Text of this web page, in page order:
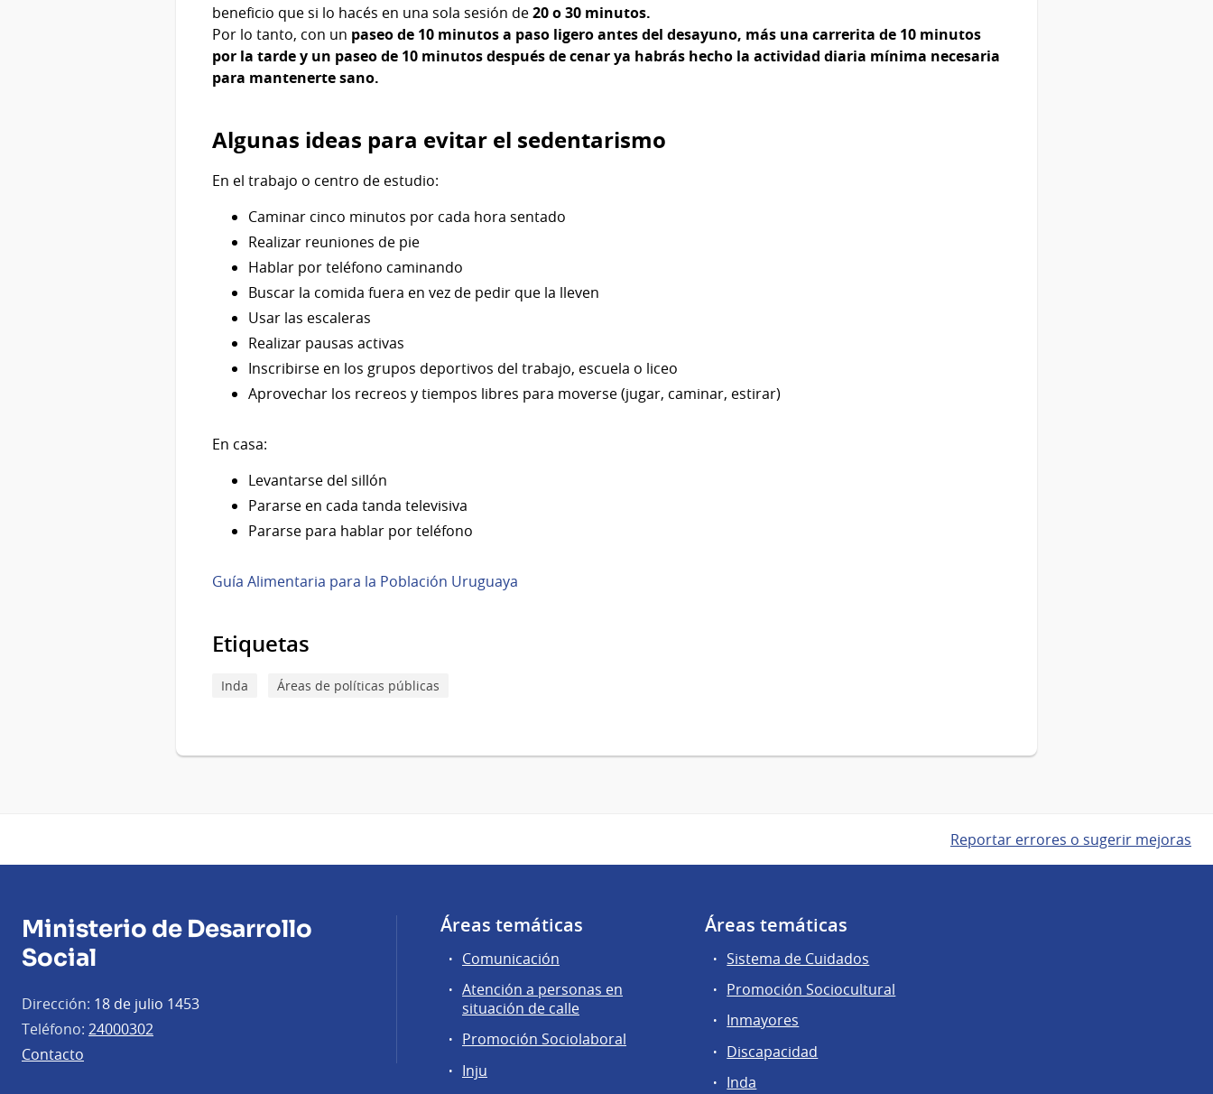
beneficio que si lo hacés en una sola sesión de20 o 30 minutos.
Por lo tanto, con un paseo de 10 minutos a paso ligero antes del desayuno, más una carrerita de 10 minutos
por la tarde y un paseo de 10 minutos después de cenar ya habrás hecho la actividad diaria mínima necesaria
para mantenerte sano.
Algunas ideas para evitar el sedentarismo
En el trabajo o centro de estudio:
Caminar cinco minutos por cada hora sentado
Realizar reuniones de pie
Hablar por teléfono caminando
Buscar la comida fuera en vez de pedir que la lleven
Usar las escaleras
Realizar pausas activas
Inscribirse en los grupos deportivos del trabajo, escuela o liceo
Aprovechar los recreos y tiempos libres para moverse (jugar, caminar, estirar)
En casa:
Levantarse del sillón
Pararse en cada tanda televisiva
Pararse para hablar por teléfono
Guía Alimentaria para la Población Uruguaya
Etiquetas
Inda Áreas de políticas públicas
Reportar errores o sugerir mejoras
Ministerio de Desarrollo
Social
Dirección: 18 de julio 1453
Teléfono: 24000302
Contacto
Áreas temáticas
Comunicación
Atención a personas en
situación de calle
Promoción Sociolaboral
Inju
Áreas temáticas
Sistema de Cuidados
Promoción Sociocultural
Inmayores
Discapacidad
Inda